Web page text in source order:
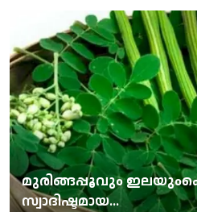
മുരിങ്ങപ്പൂവും
സ്വാദിഷ്ടമായ...